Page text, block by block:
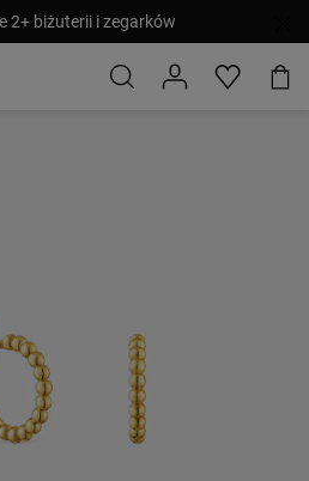
2+ biżuterii i zegarków